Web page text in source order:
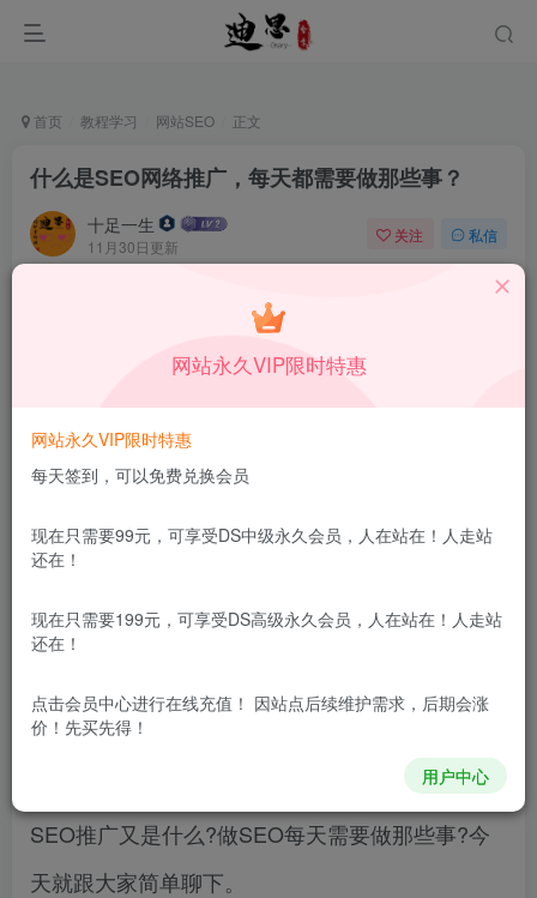
首页 教程学习 网站SEO 正文
什么是SEO网络推广，每天都需要做那些事？
十足一生
11月30日更新
关注 私信
本站所有内容来自互联网收集，仅供学习和交流，请勿用于商业
用途。如有侵权、不妥之处，请第一时间联系我们删除！
什么是SEO网络推广?是很大一部分刚进入
购买各种教程进行学习，在学习的途中发现购买的
教程都是过时的了，于是问题就来了：什么是SEO
网络推广，在了解什么是SEO网络推广的时候要考
虑以下几个问题：什么是SEO?网站SEO是什么?
SEO推广又是什么?做SEO每天需要做那些事?今
天就跟大家简单聊下。
网站永久VIP限时特惠
网站永久VIP限时特惠
每天签到，可以免费兑换会员
现在只需要99元，可享受DS中级永久会员，人在站在！人走站
还在！
现在只需要199元，可享受DS高级永久会员，人在站在！人走站
还在！
点击会员中心进行在线充值！ 因站点后续维护需求，后期会涨
价！先买先得！
用户中心